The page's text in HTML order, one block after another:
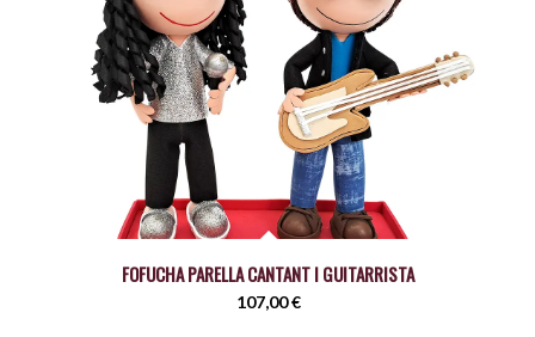
FOFUCHA PARELLA CANTANT I GUITARRISTA
107,00€